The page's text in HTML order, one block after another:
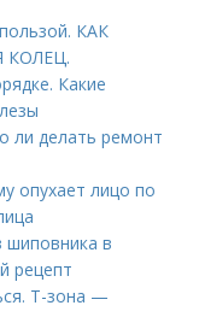
КАК
КОЛЕЦ.
Какие
ли делать ремонт
опухает лицо по
шиповника в
рецепт
Т-зона —